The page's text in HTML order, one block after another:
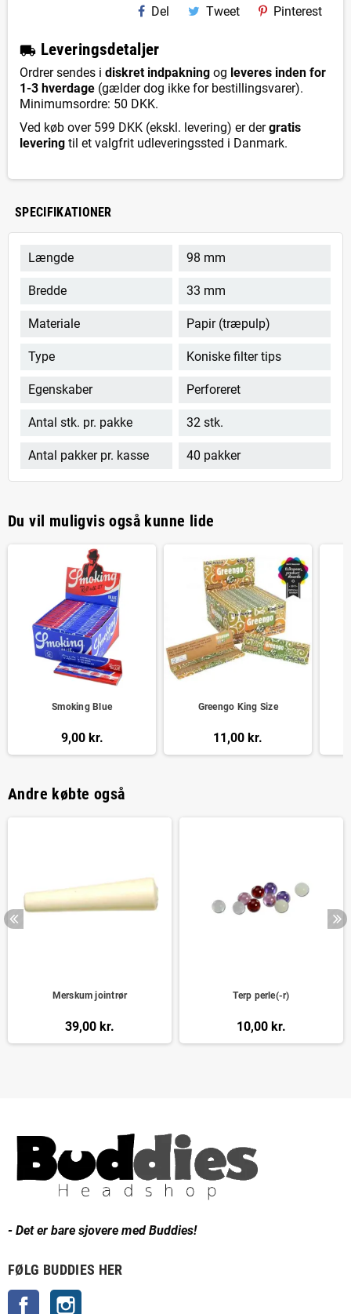
Del Tweet Pinterest
local_shipping Leveringsdetaljer
Ordrer sendes i diskret indpakning og leveres inden for
1-3 hverdage (gælder dog ikke for bestillingsvarer).
Minimumsordre: 50 DKK.
Ved køb over 599 DKK (ekskl. levering) er dergratis
levering til et valgfrit udleveringssted i Danmark.
SPECIFIKATIONER
Længde 98 mm
Bredde 33 mm
Materiale Papir (træpulp)
Type Koniske filter tips
Egenskaber Perforeret
Antal stk. pr. pakke 32 stk.
Antal pakker pr. kasse 40 pakker
Du vil muligvis også kunne lide
Smoking Blue
9,00 kr.
Greengo King Size
11,00 kr.
Andre købte også
Merskum jointrør
39,00 kr.
Terp perle(-r)
10,00 kr.
- Det er bare sjovere med Buddies!
FØLG BUDDIES HER
Facebook